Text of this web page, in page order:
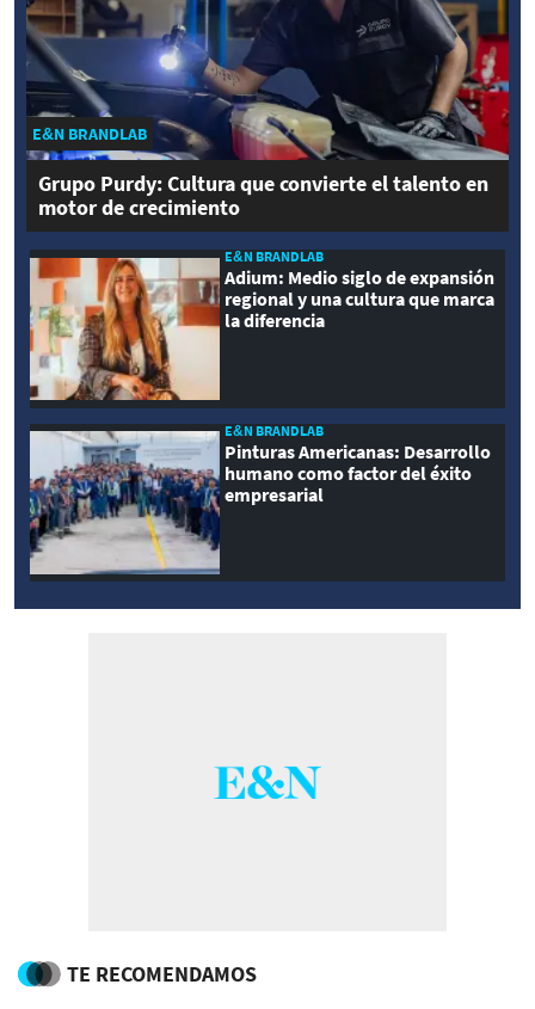
E&N BRANDLAB
Grupo Purdy: Cultura que convierte el talento en
motor de crecimiento
E&N BRANDLAB
Adium: Medio siglo de expansión
regional y una cultura que marca
la diferencia
E&N BRANDLAB
Pinturas Americanas: Desarrollo
humano como factor del éxito
empresarial
TE RECOMENDAMOS